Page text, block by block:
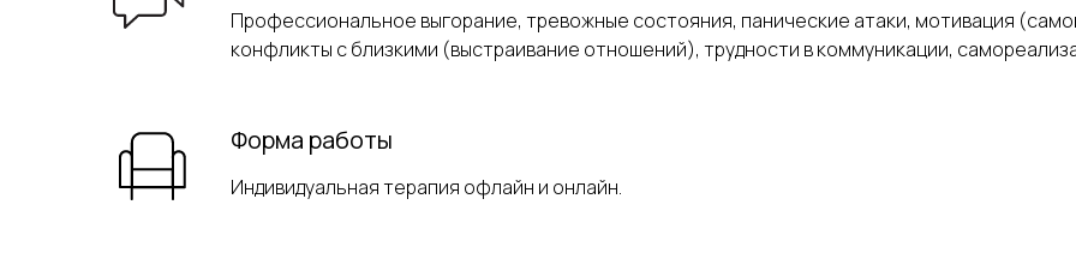
Профессиональное выгорание, тревожные состояния, панические атаки, мотивация
конфликты с близкими (выстраивание отношений), трудности в коммуникации,
Форма работы
Индивидуальная терапия офлайн и онлайн.